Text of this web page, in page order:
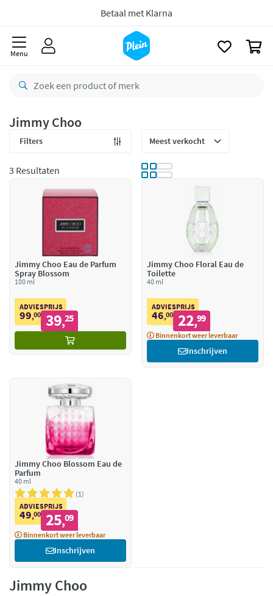
8,8/10
Menu
Jimmy Choo
Filters
3 Resultaten
Jimmy Choo Eau de Parfum
Spray Blossom
100 ml
ADVIESPRIJS
99,00 39,25
Jimmy Choo Floral Eau de
Toilette
40 ml
ADVIESPRIJS
46,00 22,99
Binnenkort weer leverbaar
Inschrijven
Jimmy Choo Blossom Eau de
Parfum
40 ml
1
ADVIESPRIJS
49,00 25,09
Binnenkort weer leverbaar
Inschrijven
Jimmy Choo